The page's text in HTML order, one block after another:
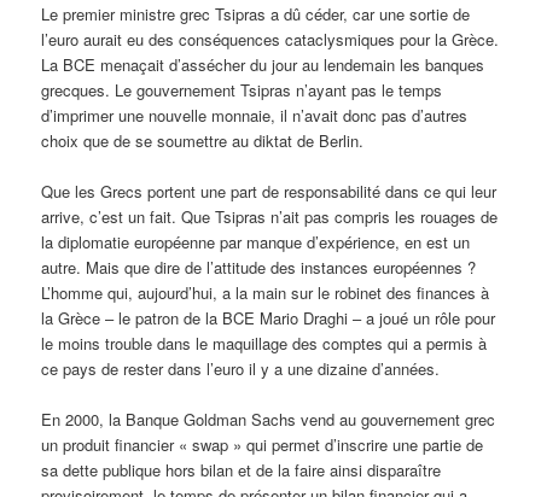
Le premier ministre grec Tsipras a dû céder, car une sortie de
l’euro aurait eu des conséquences cataclysmiques pour la Grèce.
La BCE menaçait d’assécher du jour au lendemain les banques
grecques. Le gouvernement Tsipras n’ayant pas le temps
d’imprimer une nouvelle monnaie, il n’avait donc pas d’autres
choix que de se soumettre au diktat de Berlin.
Que les Grecs portent une part de responsabilité dans ce qui leur
arrive, c’est un fait. Que Tsipras n’ait pas compris les rouages de
la diplomatie européenne par manque d’expérience, en est un
autre. Mais que dire de l’attitude des instances européennes ?
L’homme qui, aujourd’hui, a la main sur le robinet des finances à
la Grèce – le patron de la BCE Mario Draghi – a joué un rôle pour
le moins trouble dans le maquillage des comptes qui a permis à
ce pays de rester dans l’euro il y a une dizaine d’années.
En 2000, la Banque Goldman Sachs vend au gouvernement grec
un produit financier « swap » qui permet d’inscrire une partie de
sa dette publique hors bilan et de la faire ainsi disparaître